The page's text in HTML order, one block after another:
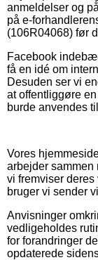
anmeldelser og
på e-
(106R04068) før
Facebook
få en idé om
Desuden ser vi
at offentliggøre
burde anvendes
Vores
arbejder sammen
vi fremviser
bruger vi sender
Anvisninger
vedligeholdes
for forandringer
opdaterede